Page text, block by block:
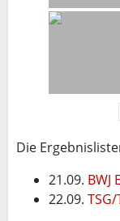
Die
21.09. BWJ
22.09.